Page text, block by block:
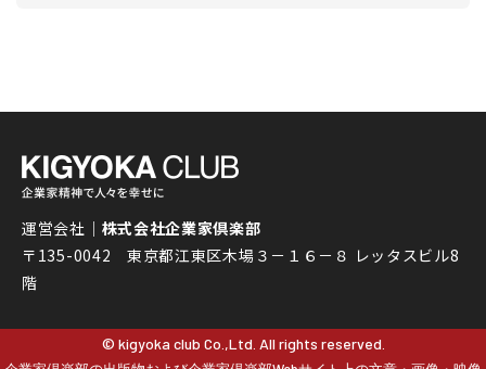
運営会社｜ 株式会社企業家倶楽部
〒135-0042 東京都江東区木場３－１６－８ レッタスビル8
階
© kigyoka club Co.,Ltd. All rights reserved.